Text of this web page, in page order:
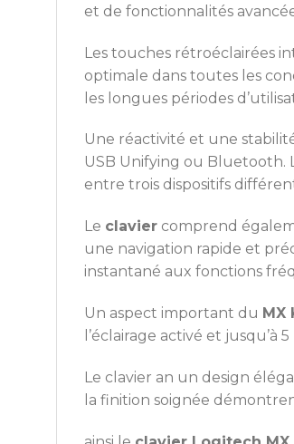
et de fonctionnalités
Les touches rétroéclairées
optimale dans toutes les
les longues périodes
Une réactivité et une
USB Unifying ou Bluetooth.
entre trois dispositifs
Le clavier comprend
une navigation rapide et
instantané aux fonctions
Un aspect important du MX
l’éclairage activé et
Le clavier an un design
la finition soignée